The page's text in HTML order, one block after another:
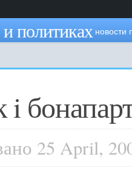
политиках новости
25 April,